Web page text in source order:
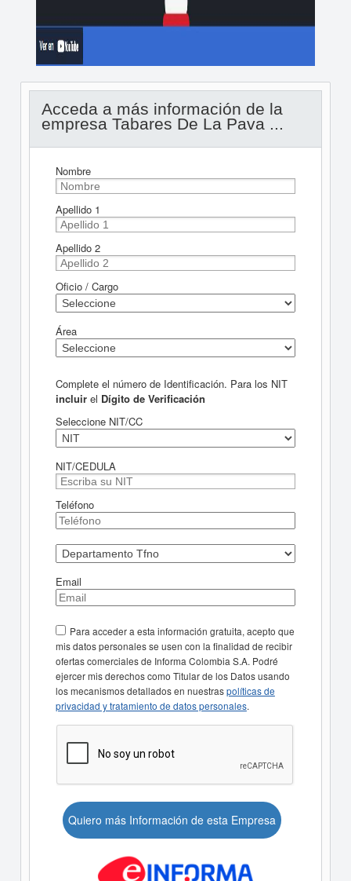
Acceda a más información de la
empresa Tabares De La Pava ...
Nombre
Apellido 1
Apellido 2
Oficio / Cargo
Área
Complete el número de Identificación. Para los NIT
incluirel Dígito de Verificación
Seleccione NIT/CC
NIT/CEDULA
Teléfono
Email
Para acceder a esta información gratuita, acepto que
mis datos personales se usen con la finalidad de recibir
ofertas comerciales de Informa Colombia S.A. Podré
ejercer mis derechos como Titular de los Datos usando
los mecanismos detallados en nuestraspolíticas de
privacidad y tratamiento de datos personales.
Quiero más Información de esta Empresa